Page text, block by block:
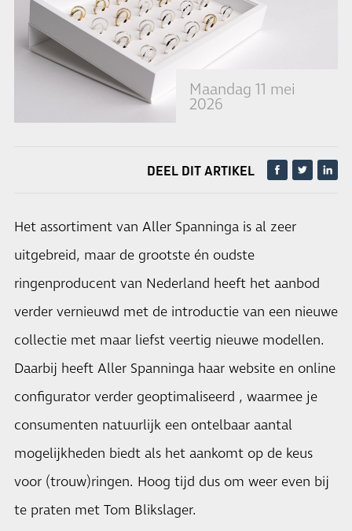
Maandag 11 mei
2026
DEEL DIT ARTIKEL
Het assortiment van Aller Spanninga is al zeer
uitgebreid, maar de grootste én oudste
ringenproducent van Nederland heeft het aanbod
verder vernieuwd met de introductie van een nieuwe
collectie met maar liefst veertig nieuwe modellen.
Daarbij heeft Aller Spanninga haar website en online
configurator verder geoptimaliseerd , waarmee je
consumenten natuurlijk een ontelbaar aantal
mogelijkheden biedt als het aankomt op de keus
voor (trouw)ringen. Hoog tijd dus om weer even bij
te praten met Tom Blikslager.